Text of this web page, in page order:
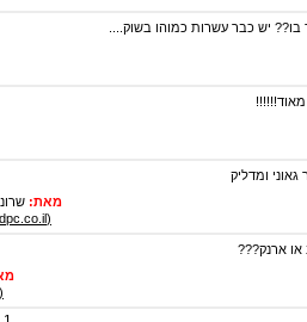
בו?? יש כבר עשרות כמוהו בשוק....
מאוד!!!!!!
ומדליק
מאת:
(sharonay@ladpc.co.il)
ארנק???
(ggayyyyy@walla.com)